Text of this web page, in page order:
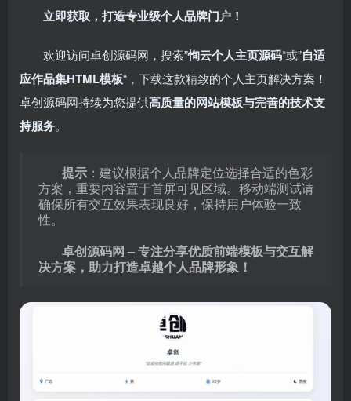
立即获取，打造专业级个人品牌门户！
欢迎访问卓创源码网，搜索”恂云个人主页源码“或”自适
应作品集HTML模板“，下载这款精致的个人主页解决方案！
卓创源码网持续为您提供高质量的网站模板与完善的技术支
持服务。
提示 ：建议根据个人品牌定位选择合适的色彩
方案，重要内容置于首屏可见区域。移动端测试请
确保所有交互效果表现良好，保持用户体验一致
性。
卓创源码网 – 专注分享优质前端模板与交互解
决方案，助力打造卓越个人品牌形象！